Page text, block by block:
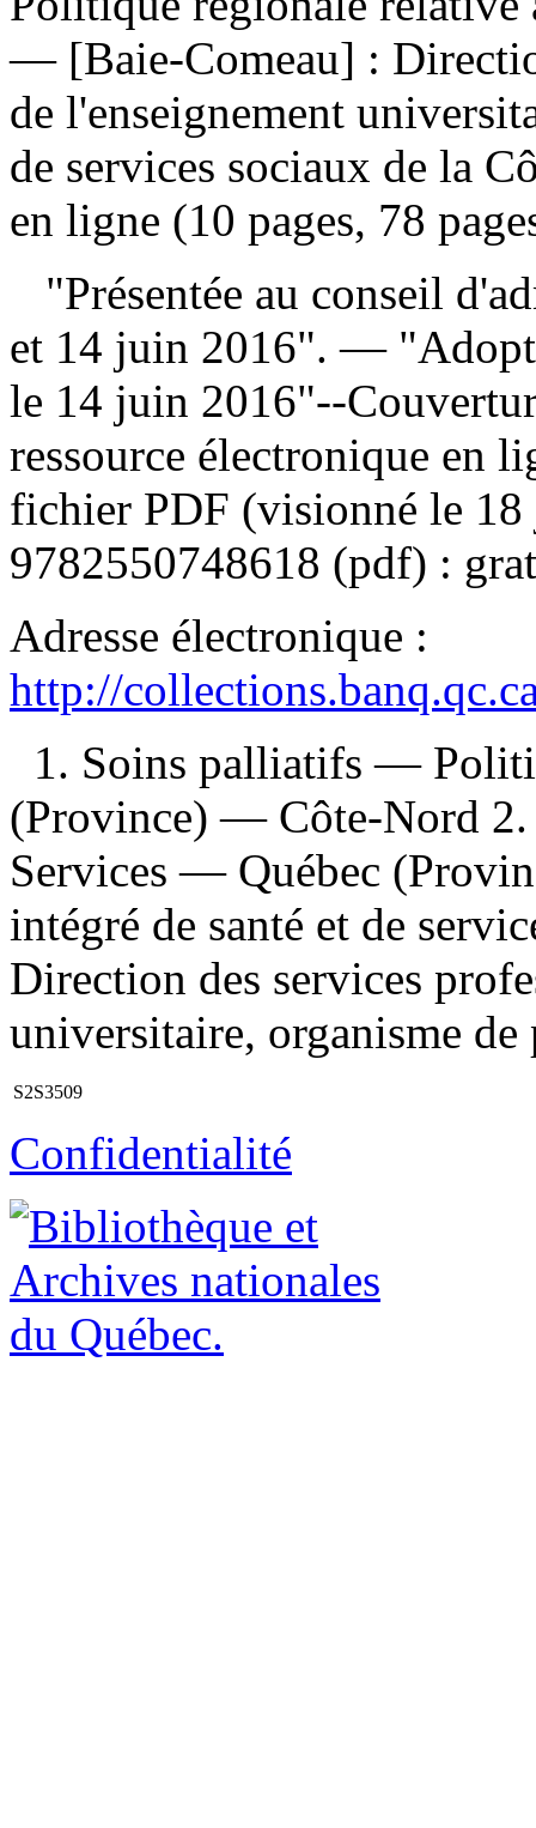
— [Baie-Comeau] :
de l'enseignement
de services sociaux de la
en ligne (10 pages, 78
"Présentée au conseil
et 14 juin 2016". —
le 14 juin 2016"--
ressource électronique en
fichier PDF (visionné le
9782550748618 (pdf) :
Adresse électronique :
http://
1. Soins palliatifs —
(Province) — Côte-Nord 2.
Services — Québec
intégré de santé et de
Direction des services
universitaire, organisme
S2S3509
Confidentialité